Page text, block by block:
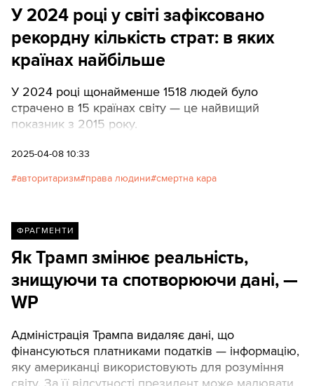
У 2024 році у світі зафіксовано
рекордну кількість страт: в яких
країнах найбільше
У 2024 році щонайменше 1518 людей було
страчено в 15 країнах світу — це найвищий
показник з 2015 року.
2025-04-08 10:33
авторитаризм права людини смертна кара
ФРАГМЕНТИ
Як Трамп змінює реальність,
знищуючи та спотворюючи дані, —
WP
Адміністрація Трампа видаляє дані, що
фінансуються платниками податків — інформацію,
яку американці використовують для розуміння